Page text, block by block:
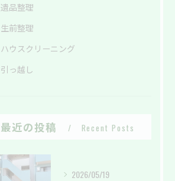
遺品整理
生前整理
ハウスクリーニング
引っ越し
最近の投稿 Recent Posts
2026/05/19